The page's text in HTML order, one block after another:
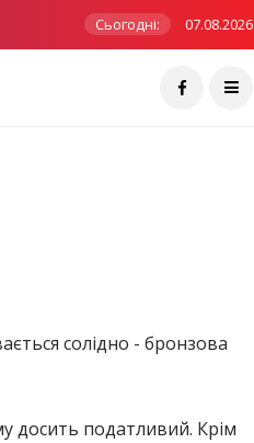
Сьогодні: 07.08.2026
солідно - бронзова
досить податливий. Крім